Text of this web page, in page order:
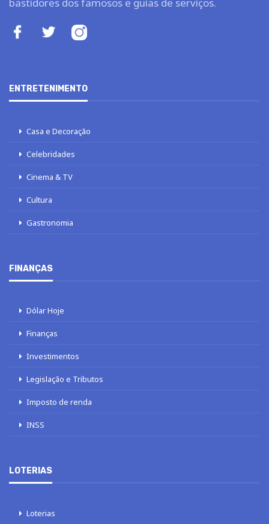
bastidores dos famosos e guias de serviços.
ENTRETENIMENTO
Casa e Decoração
Celebridades
Cinema & TV
Cultura
Gastronomia
FINANÇAS
Dólar Hoje
Finanças
Investimentos
Legislação e Tributos
Imposto de renda
INSS
LOTERIAS
Loterias